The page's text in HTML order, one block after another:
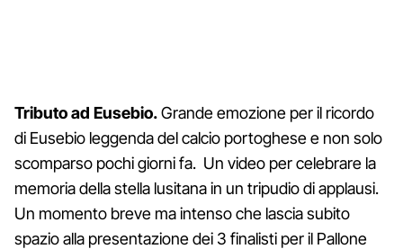
Tributo ad Eusebio.Grande emozione per il ricordo
di Eusebio leggenda del calcio portoghese e non solo
scomparso pochi giorni fa. Un video per celebrare la
memoria della stella lusitana in un tripudio di applausi.
Un momento breve ma intenso che lascia subito
spazio alla presentazione dei 3 finalisti per il Pallone